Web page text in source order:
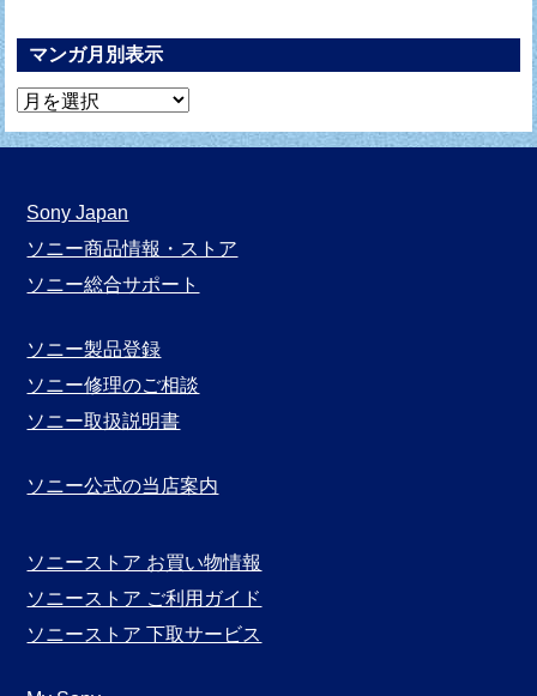
マンガ月別表示
マ
ン
月
別
表
Sony Japan
ソニー商品情報・ストア
ソニー総合サポート
ソニー製品登録
ソニー修理のご相談
ソニー取扱説明書
ソニー公式の当店案内
ソニーストア お買い物情報
ソニーストア ご利用ガイド
ソニーストア 下取サービス